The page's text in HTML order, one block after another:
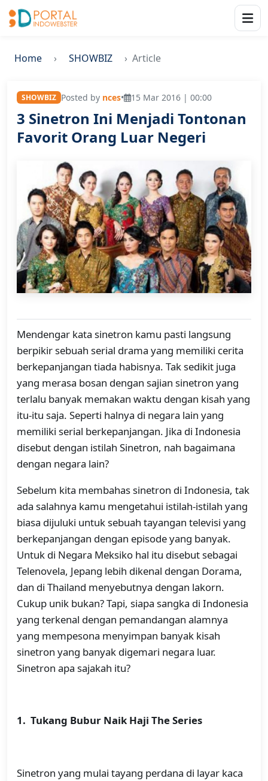
Home SHOWBIZ Article
SHOWBIZ Posted by nces• 15 Mar 2016 | 00:00
3 Sinetron Ini Menjadi Tontonan
Favorit Orang Luar Negeri
Mendengar kata sinetron kamu pasti langsung
berpikir sebuah serial drama yang memiliki cerita
berkepanjangan tiada habisnya. Tak sedikit juga
yang merasa bosan dengan sajian sinetron yang
terlalu banyak memakan waktu dengan kisah yang
itu-itu saja. Seperti halnya di negara lain yang
memiliki serial berkepanjangan. Jika di Indonesia
disebut dengan istilah Sinetron, nah bagaimana
dengan negara lain?
Sebelum kita membahas sinetron di Indonesia, tak
ada salahnya kamu mengetahui istilah-istilah yang
biasa dijuluki untuk sebuah tayangan televisi yang
berkepanjangan dengan episode yang banyak.
Untuk di Negara Meksiko hal itu disebut sebagai
Telenovela, Jepang lebih dikenal dengan Dorama,
dan di Thailand menyebutnya dengan lakorn.
Cukup unik bukan? Tapi, siapa sangka di Indonesia
yang terkenal dengan pemandangan alamnya
yang mempesona menyimpan banyak kisah
sinetron yang banyak digemari negara luar.
Sinetron apa sajakah itu?
1. Tukang Bubur Naik Haji The Series
Sinetron yang mulai tayang perdana di layar kaca